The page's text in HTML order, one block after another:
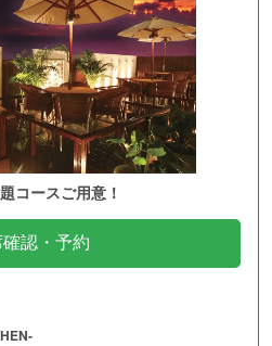
コースご用意！
確認・予約